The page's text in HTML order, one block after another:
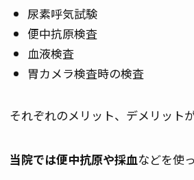
尿素呼気試験
便中抗原検査
血液検査
胃カメラ検査時の検査
それぞれのメリット、デメリット
当院では便中抗原や採血などを使